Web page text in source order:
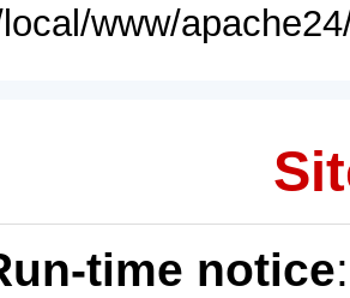
www/
time notice